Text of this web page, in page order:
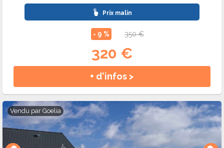
Prix malin
- 9 % 350 €
320 €
+ d'infos >
Vendu par Goelia